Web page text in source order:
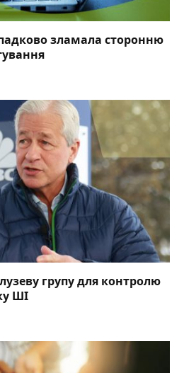
зламала сторонню
групу для контролю
ШІ